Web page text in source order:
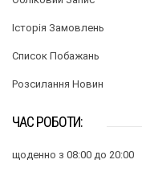
Історія Замовлень
Список Побажань
Розсилання Новин
ЧАС РОБОТИ:
щоденно з 08:00 до 20:00